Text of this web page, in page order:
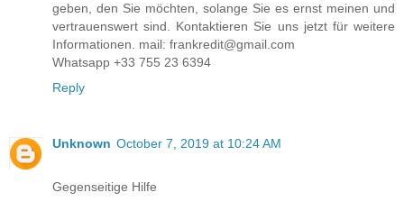
geben, den Sie möchten, solange Sie es ernst meinen und
vertrauenswert sind. Kontaktieren Sie uns jetzt für weitere
Informationen. mail: frankredit@gmail.com
Whatsapp +33 755 23 6394
Reply
Unknown October 7, 2019 at 10:24 AM
Gegenseitige Hilfe